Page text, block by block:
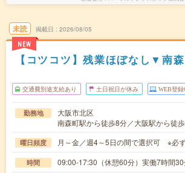
未読
NEW
掲載日 2026/08/05
【コツコツ】残業ほぼなし▼南
交通費別途支給あり 土日祝日が休み WEB登録
勤務地
大阪市北区
南森町駅から徒歩8分／大阪駅から徒
曜日頻度 月～金／週4～5日の間で選択可 ※必
時間 09:00-17:30（休憩60分）実働7時間30